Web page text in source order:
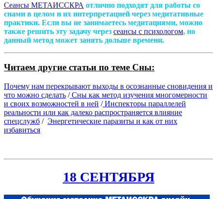
Сеансы МЕТАИССКРА отлично подходят для работы со
снами в целом и их интерпретацией через медитативные
практики. Если вы не занимаетесь медитациями, можно
также решить эту задачу через сеансы с психологом, но
данный метод может занять дольше времени.
Читаем другие статьи по теме Сны:
Почему нам перекрывают выходы в осознанные сновидения и
что можно сделать /Сны как метод изучения многомерности
и своих возможностей в ней /Инспекторы параллелей
реальности или как далеко распространяется влияние
спецслужб / Энергетические паразиты и как от них
избавиться
18 СЕНТЯБРЯ